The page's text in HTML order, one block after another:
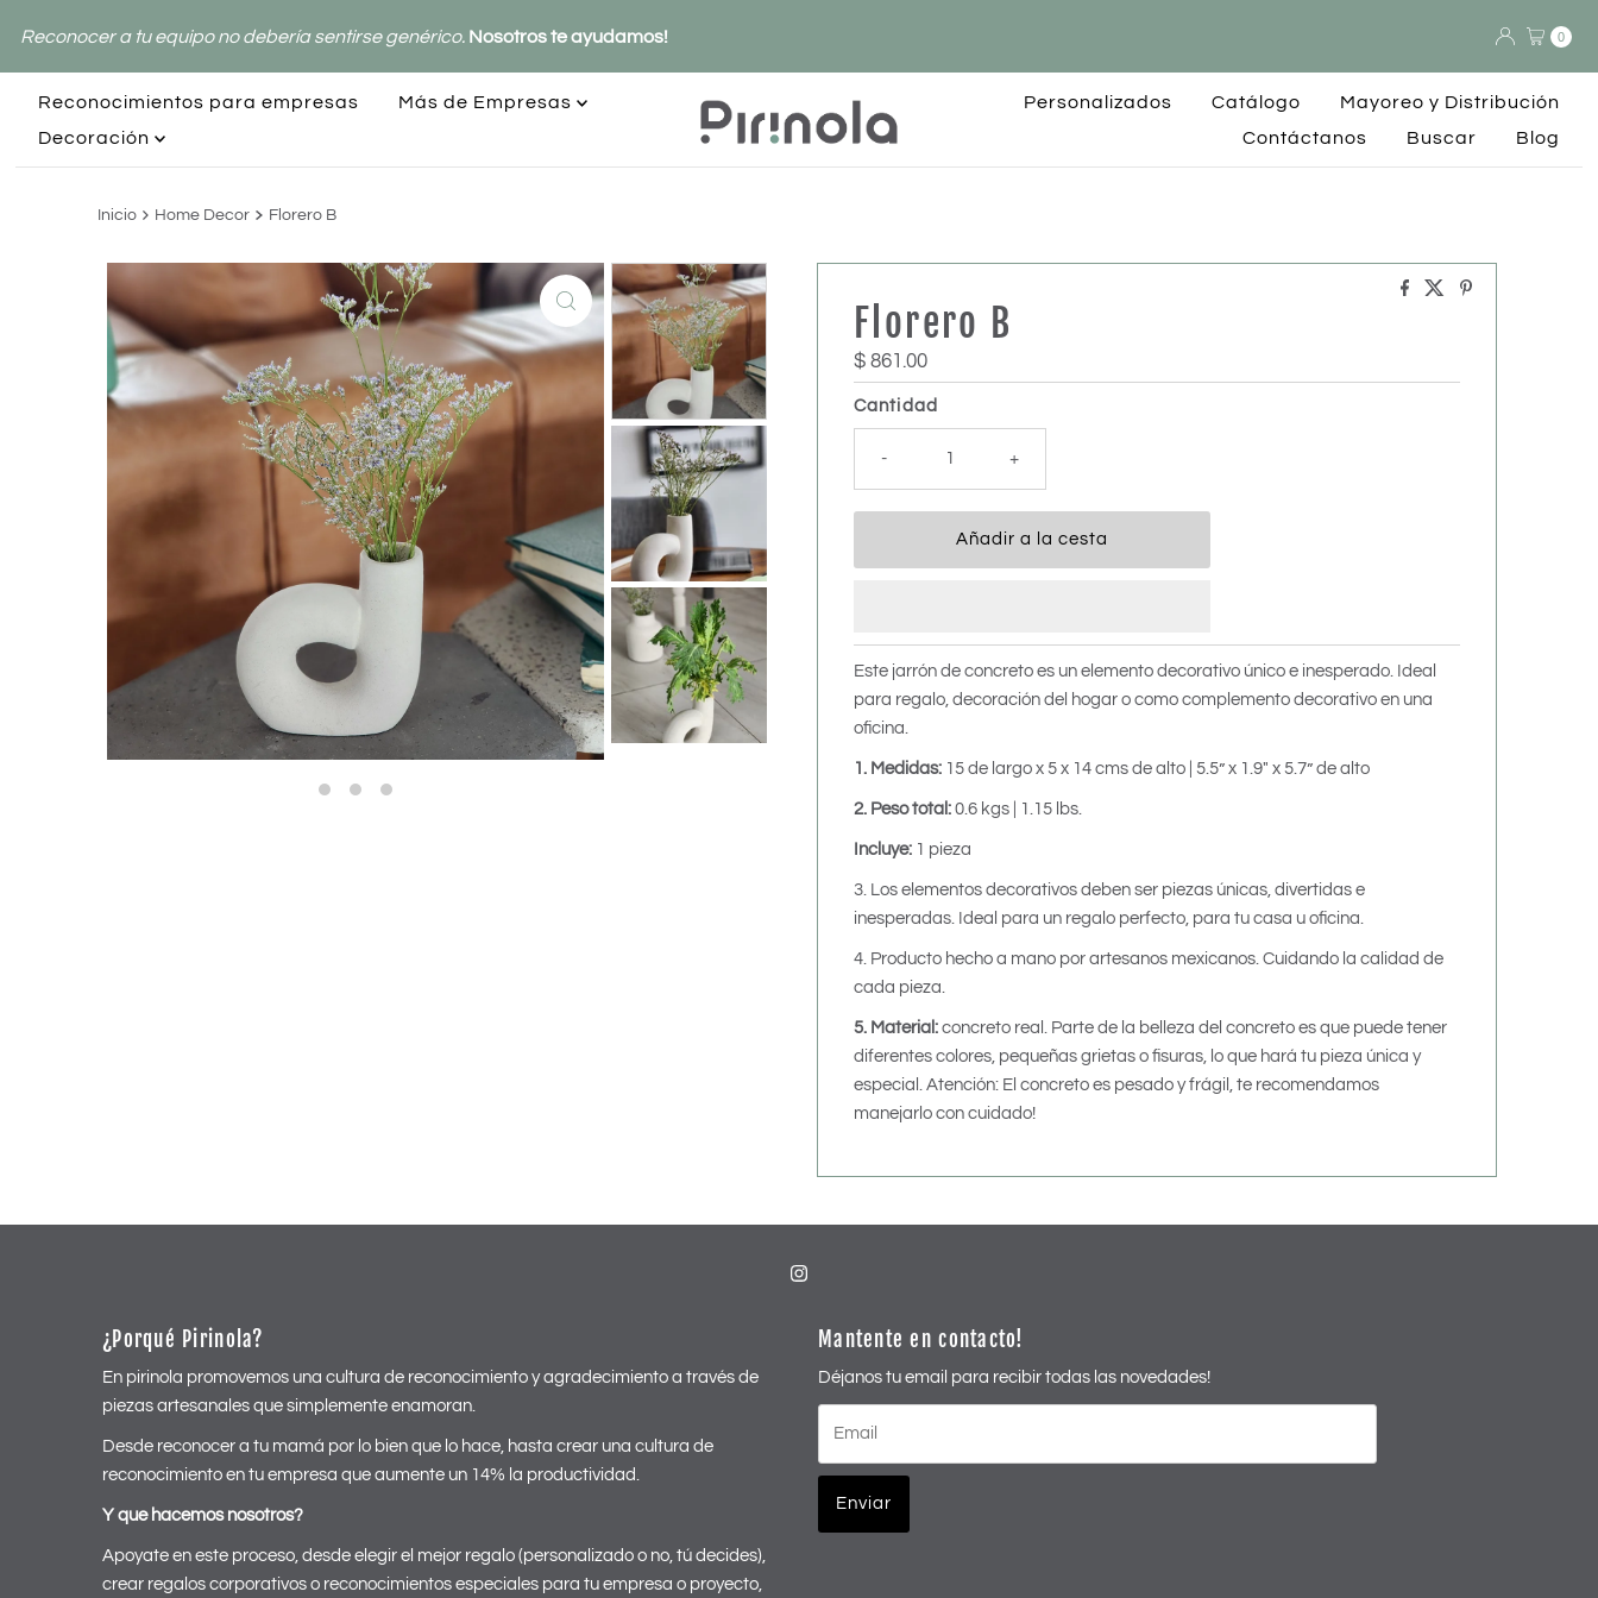
Reconocer a tu equipo no debería sentirse genérico. Nosotros te ayudamos! 0
Reconocimientos para empresas
Más de Empresas
Decoración
Personalizados Catálogo
Mayoreo y Distribución
Contáctanos
Buscar Blog
Inicio Home Decor Florero B
Florero B
Precio
$ 861.00
Cantidad
- +
Este jarrón de concreto es un elemento decorativo único e inesperado. Ideal
para regalo, decoración del hogar o como complemento decorativo en una
oficina.
1. Medidas:15de largo x 5 x 14 cms de alto | 5.5” x 1.9" x 5.7” de alto
2. Peso total:0.6kgs | 1.15 lbs.
Incluye: 1 pieza
3. Los elementos decorativos deben ser piezas únicas, divertidas e
inesperadas. Ideal para un regalo perfecto, para tu casa u oficina.
4. Producto hecho a mano por artesanos mexicanos. Cuidando la calidad de
cada pieza.
5. Material: concreto real. Parte de la belleza del concreto es que puede tener
diferentes colores, pequeñas grietas o fisuras, lo que hará tu pieza única y
especial. Atención: El concreto es pesado y frágil, te recomendamos
manejarlo con cuidado!
¿Porqué Pirinola?
En pirinola promovemos una cultura de reconocimiento y agradecimiento a través de
piezas artesanales que simplemente enamoran.
Desde reconocer a tu mamá por lo bien que lo hace, hasta crear una cultura de
reconocimiento en tu empresa que aumente un 14% la productividad.
Y que hacemos nosotros?
Apoyate en este proceso, desde elegir el mejor regalo (personalizado o no, tú decides),
crear regalos corporativos o reconocimientos especiales para tu empresa o proyecto,
Mantente en contacto!
Déjanos tu email para recibir todas las novedades!